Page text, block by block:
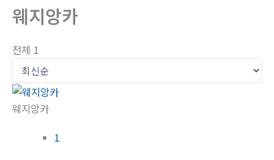
웨지앙카
전체 1
웨지앙카
1